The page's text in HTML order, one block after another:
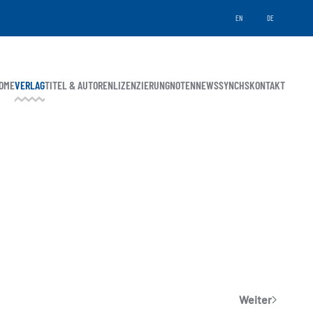
EN DE
VERLAGTITEL & AUTORENLIZENZIERUNGNOTENNEWSSYNCHSKONTAKT
Weiter